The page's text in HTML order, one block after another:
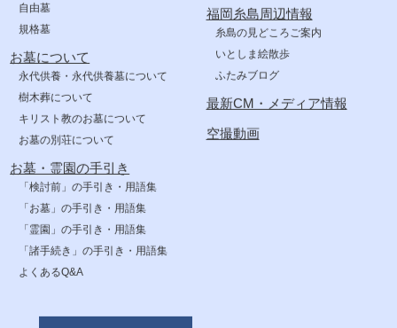
自由墓
規格墓
お墓について
永代供養・永代供養墓について
樹木葬について
キリスト教のお墓について
お墓の別荘について
お墓・霊園の手引き
「検討前」の手引き・用語集
「お墓」の手引き・用語集
「霊園」の手引き・用語集
「諸手続き」の手引き・用語集
よくあるQ&A
福岡糸島周辺情報
糸島の見どころご案内
いとしま絵散歩
ふたみブログ
最新CM・メディア情報
空撮動画